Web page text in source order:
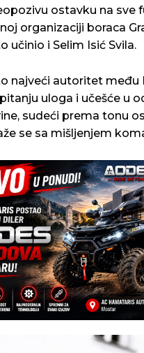
ostavku na sve
organizaciji boraca
učinio i Selim Isić Svila.
najveći autoritet među
uloga i učešće u
sudeći prema tonu
se sa mišljenjem